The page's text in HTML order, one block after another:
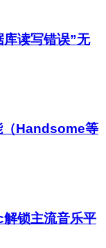
读写错误”无
Handsome等
锁主流音乐平